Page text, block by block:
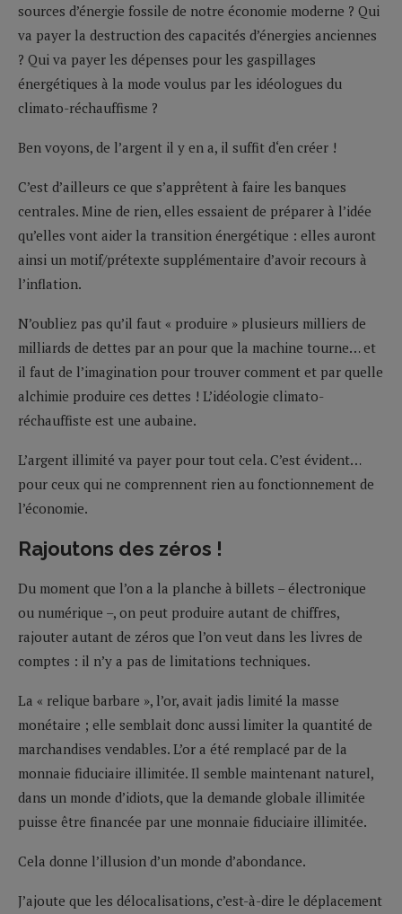
sources d’énergie fossile de notre économie moderne ? Qui
va payer la destruction des capacités d’énergies anciennes
? Qui va payer les dépenses pour les gaspillages
énergétiques à la mode voulus par les idéologues du
climato-réchauffisme ?
Ben voyons, de l’argent il y en a, il suffit d‘en créer !
C’est d’ailleurs ce que s’apprêtent à faire les banques
centrales. Mine de rien, elles essaient de préparer à l’idée
qu’elles vont aider la transition énergétique : elles auront
ainsi un motif/prétexte supplémentaire d’avoir recours à
l’inflation.
N’oubliez pas qu’il faut « produire » plusieurs milliers de
milliards de dettes par an pour que la machine tourne… et
il faut de l’imagination pour trouver comment et par quelle
alchimie produire ces dettes ! L’idéologie climato-
réchauffiste est une aubaine.
L’argent illimité va payer pour tout cela. C’est évident…
pour ceux qui ne comprennent rien au fonctionnement de
l’économie.
Rajoutons des zéros !
Du moment que l’on a la planche à billets – électronique
ou numérique –, on peut produire autant de chiffres,
rajouter autant de zéros que l’on veut dans les livres de
comptes : il n’y a pas de limitations techniques.
La « relique barbare », l’or, avait jadis limité la masse
monétaire ; elle semblait donc aussi limiter la quantité de
marchandises vendables. L’or a été remplacé par de la
monnaie fiduciaire illimitée. Il semble maintenant naturel,
dans un monde d’idiots, que la demande globale illimitée
puisse être financée par une monnaie fiduciaire illimitée.
Cela donne l’illusion d’un monde d’abondance.
J’ajoute que les délocalisations, c’est-à-dire le déplacement